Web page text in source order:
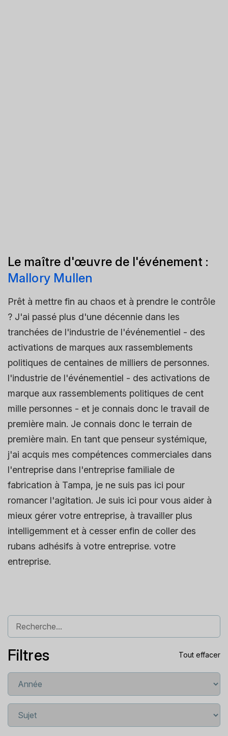
Le maître d'œuvre de l'événement :
Mallory Mullen
Prêt à mettre fin au chaos et à prendre le contrôle
? J'ai passé plus d'une décennie dans les
tranchées de l'industrie de l'événementiel - des
activations de marques aux rassemblements
politiques de centaines de milliers de personnes.
l'industrie de l'événementiel - des activations de
marque aux rassemblements politiques de cent
mille personnes - et je connais donc le travail de
première main. Je connais donc le terrain de
première main. En tant que penseur systémique,
j'ai acquis mes compétences commerciales dans
l'entreprise dans l'entreprise familiale de
fabrication à Tampa, je ne suis pas ici pour
romancer l'agitation. Je suis ici pour vous aider à
mieux gérer votre entreprise, à travailler plus
intelligemment et à cesser enfin de coller des
rubans adhésifs à votre entreprise. votre
entreprise.
Filtres Tout effacer